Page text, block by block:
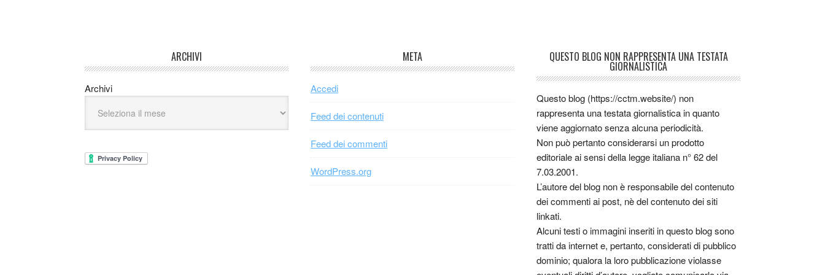
ARCHIVI
Archivi
META
Accedi
Feed dei contenuti
Feed dei commenti
WordPress.org
QUESTO BLOG NON RAPPRESENTA UNA TESTATA
GIORNALISTICA
Questo blog (https://cctm.website/) non
rappresenta una testata giornalistica in quanto
viene aggiornato senza alcuna periodicità.
Non può pertanto considerarsi un prodotto
editoriale ai sensi della legge italiana n° 62 del
7.03.2001.
L’autore del blog non è responsabile del contenuto
dei commenti ai post, nè del contenuto dei siti
linkati.
Alcuni testi o immagini inseriti in questo blog sono
tratti da internet e, pertanto, considerati di pubblico
dominio; qualora la loro pubblicazione violasse